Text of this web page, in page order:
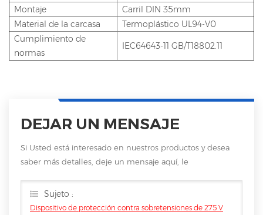
Montaje
Carril DIN 35mm
Material de la carcasa
Termoplástico UL94-V0
Cumplimiento de
normas
IEC64643-11 GB/T18802.11
DEJAR UN MENSAJE
Si Usted está interesado en nuestros productos y desea
saber más detalles, deje un mensaje aquí, le
Sujeto :
Dispositivo de protección contra sobretensiones de 275 V